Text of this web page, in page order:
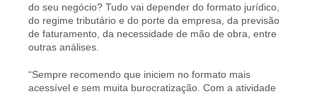
do seu negócio? Tudo vai depender do formato jurídico,
do regime tributário e do porte da empresa, da previsão
de faturamento, da necessidade de mão de obra, entre
outras análises.
“Sempre recomendo que iniciem no formato mais
acessível e sem muita burocratização. Com a atividade